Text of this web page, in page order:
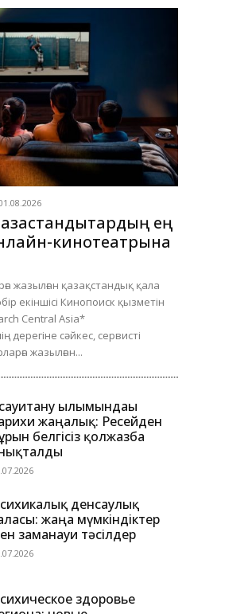
ең
кинотеатрына
жазылған қазақстандық қала
екіншісі Кинопоиск қызметін
Central Asia*
дерегіне сәйкес, сервисті
жазылған...
ғылымындағы
жаңалық: Ресейден
белгісіз қолжазба
денсаулық
жаңа мүмкіндіктер
заманауи тәсілдер
здоровье